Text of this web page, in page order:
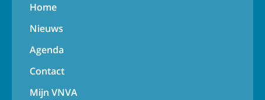
Home
Nieuws
Agenda
Contact
Mijn VNVA